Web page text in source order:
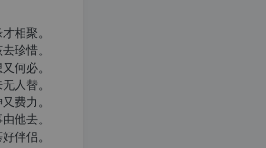
相聚。
珍惜。
何必。
人替。
费力。
他去。
伴侣。